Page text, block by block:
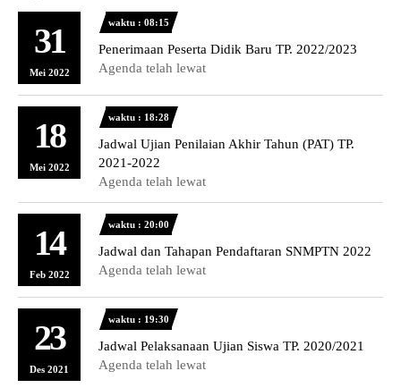
31
Mei 2022
waktu : 08:15
Penerimaan Peserta Didik Baru TP. 2022/2023
Agenda telah lewat
18
Mei 2022
waktu : 18:28
Jadwal Ujian Penilaian Akhir Tahun (PAT) TP.
2021-2022
Agenda telah lewat
14
Feb 2022
waktu : 20:00
Jadwal dan Tahapan Pendaftaran SNMPTN 2022
Agenda telah lewat
23
Des 2021
waktu : 19:30
Jadwal Pelaksanaan Ujian Siswa TP. 2020/2021
Agenda telah lewat